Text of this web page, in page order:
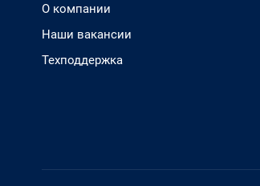
О компании
Наши вакансии
Техподдержка